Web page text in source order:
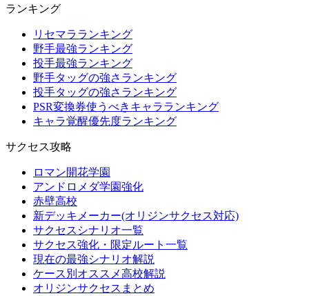
ランキング
リセマラランキング
野手最強ランキング
投手最強ランキング
野手タッグの強さランキング
投手タッグの強さランキング
PSR変換券使うべきキャラランキング
キャラ覚醒優先度ランキング
サクセス攻略
ロマン開花学園
アンドロメダ学園強化
赤壁高校
新デッキメーカー(オリジンサクセス対応)
サクセスシナリオ一覧
サクセス強化・限定ルート一覧
現在の最強シナリオ解説
ケース別オススメ高校解説
オリジンサクセスまとめ